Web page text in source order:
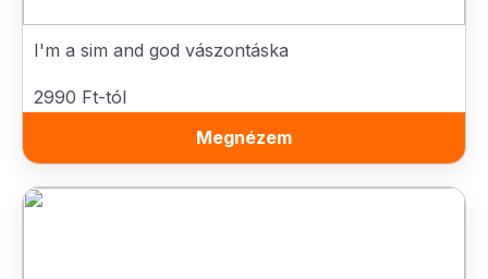
I'm a sim and god vászontáska
2990 Ft-tól
Megnézem